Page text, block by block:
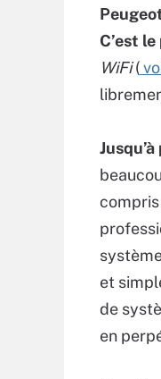
C’est
WiFi(
et
de
en